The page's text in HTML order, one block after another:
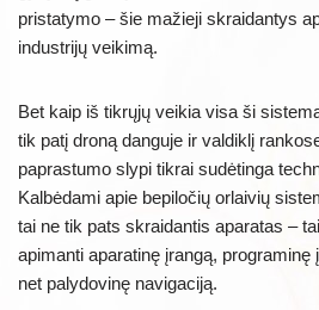
pristatymo – šie mažieji skraidantys
industrijų veikimą.
Bet kaip iš tikrųjų veikia visa ši
tik patį droną danguje ir valdiklį
paprastumo slypi tikrai sudėtinga
Kalbėdami apie bepiločių orlaivių
tai ne tik pats skraidantis aparatas –
apimanti aparatinę įrangą,
net palydovinę navigaciją.